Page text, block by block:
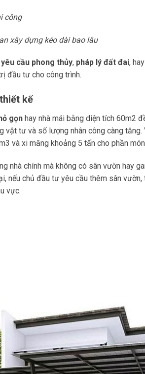
công
xây dựng kéo dài bao lâu
yêu cầu phong thủy, pháp lý đất đai,
đầu tư cho công trình.
kế
gọn hay nhà mái bằng diện tích 60m2
vật tư và số lượng nhân công càng
và xi măng khoảng 5 tấn cho phần
nhà chính mà không có sân vườn hay
nếu chủ đầu tư yêu cầu thêm sân
vực.